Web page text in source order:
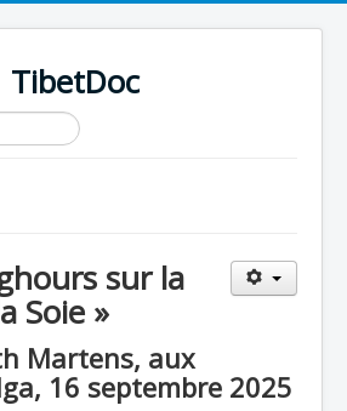
TibetDoc
≡
sur la
Soie »
Martens, aux
16 septembre 2025